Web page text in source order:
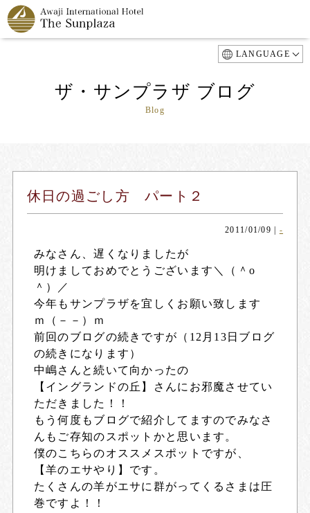
LANGUAGE
ザ・サンプラザ ブログ
Blog
休日の過ごし方 パート２
2011/01/09 -
みなさん、遅くなりましたが
明けましておめでとうございます＼（＾о
＾）／
今年もサンプラザを宜しくお願い致します
ｍ（－－）ｍ
前回のブログの続きですが（12月13日ブログ
の続きになります）
中嶋さんと続いて向かったの
【イングランドの丘】さんにお邪魔させてい
ただきました！！
もう何度もブログで紹介してますのでみなさ
んもご存知のスポットかと思います。
僕のこちらのオススメスポットですが、
【羊のエサやり】です。
たくさんの羊がエサに群がってくるさまは圧
巻ですよ！！